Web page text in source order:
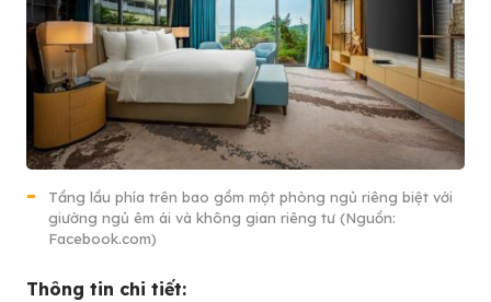
Tầng lầu phía trên bao gồm một phòng ngủ riêng biệt với
giường ngủ êm ái và không gian riêng tư (Nguồn:
Facebook.com)
Thông tin chi tiết: